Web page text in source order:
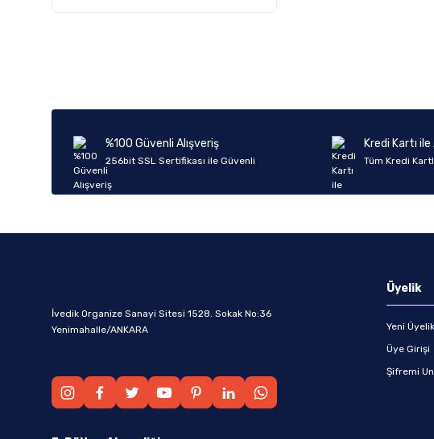
%100 Güvenli Alışveriş
256bit SSL Sertifikası ile Güvenli
Kredi Kartı ile
Tüm Kredi
İvedik Organize Sanayi Sitesi 1528. Sokak No:36
Yenimahalle/ANKARA
Üyelik
Yeni Üyelik
Üye Girişi
Şifremi